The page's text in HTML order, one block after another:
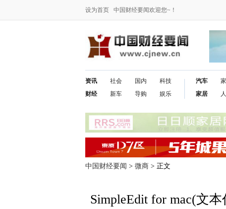
设为首页 中国财经要闻欢迎您~！
资讯
财经
社会
新车
国内
导购
科技
娱乐
汽车
家居
中国财经要闻 > 微商 > 正文
SimpleEdit for mac(文